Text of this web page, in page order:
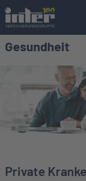
Gesundheit
Private